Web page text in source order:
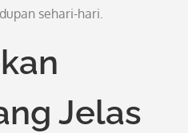
sehari-hari.
Jelas